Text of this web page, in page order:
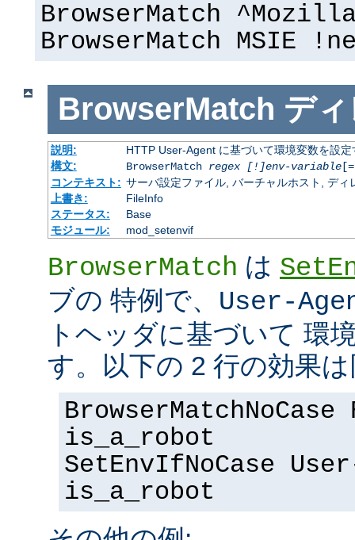
BrowserMatch
BrowserMatch MSIE
BrowserMatch デ
説明:
HTTP User-Agent に基づいて環境変数を設定
構文:
BrowserMatch regex [!]env-variable[=
コンテキスト: サーバ設定ファイル, バーチャルホスト, ディ
上書き:
FileInfo
ステータス:
Base
モジュール:
mod_setenvif
BrowserMatch は
ブの 特例で、 User-
トヘッダに基づいて 環
す。以下の 2 行の効果
BrowserMatchNoCase
is_a_robot
SetEnvIfNoCase
is_a_robot